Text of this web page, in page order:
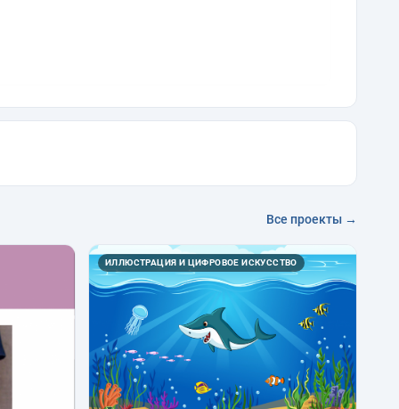
Все проекты →
ИЛЛЮСТРАЦИЯ И ЦИФРОВОЕ ИСКУССТВО